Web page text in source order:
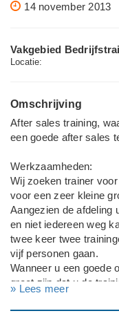
14 november 2013
Vakgebied
Locatie:
Omschrijving
After sales training,
een goede after sales
Werkzaamheden:
Wij zoeken trainer
voor een zeer kleine
Aangezien de afdeling
en niet iedereen weg
twee keer twee
vijf personen gaan.
Wanneer u een goede
groot zijn dat u de
Duur:
» Lees meer